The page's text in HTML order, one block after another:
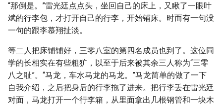
“那倒是。”雷光廷点点头，坐回自己的床上，又瞅了一眼叶
斌的行李包，才打开自己的行李，开始铺床。时而有一句没
一句的跟李慕翔扯淡。
等二人把床铺铺好，三零八室的第四名成员也到了。这位同
学的长相实在有些粗犷，以至于后来被其余三人称为“三零
八之耻”。“马龙，车水马龙的马龙。”马龙简单的做了一下
自我介绍，之后把身后的行李拖了进来。把行李丢在雷光廷
对面，马龙打开一个行李箱，从里面拿出几根钢管和一块木